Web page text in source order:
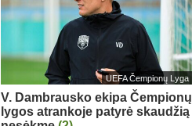
UEFA Čempionų Lyga
V. Dambrausko ekipa Čempionų
lygos atrankoje patyrė skaudžią